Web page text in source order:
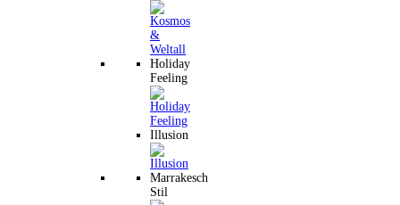
Holiday
Feeling
Illusion
Marrakesch
Stil